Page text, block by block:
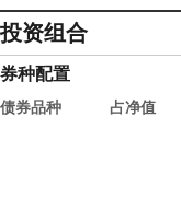
投资组合
券种配置
债券品种 占净值